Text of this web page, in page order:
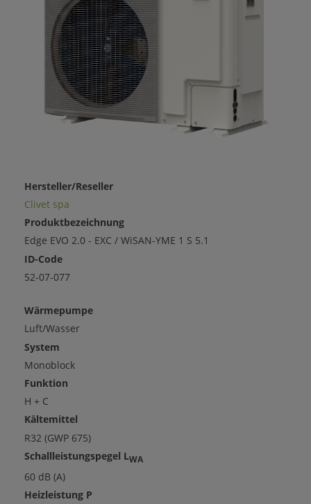
Hersteller/Reseller
Clivet spa
Produktbezeichnung
Edge EVO 2.0 - EXC / WiSAN-YME 1 S 5.1
ID-Code
52-07-077
Wärmepumpe
Luft/Wasser
System
Monoblock
Funktion
H + C
Kältemittel
R32 (GWP 675)
Schallleistungspegel LWA
60 dB (A)
Heizleistung P